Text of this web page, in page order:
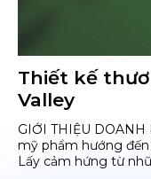
Thiết kế
Valley
GIỚI THIỆU
mỹ phẩm hướng
Lấy cảm hứng từ